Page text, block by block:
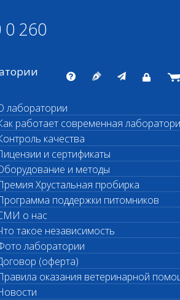
ШАНС БИО
ветеринарная лаборатория
260
сайта
0 260
лаборатории
работает современная
качества
и сертификаты
и методы
Хрустальная пробирка
поддержки питомников
о нас
такое независимость
лаборатории
(оферта)
оказания ветеринарной